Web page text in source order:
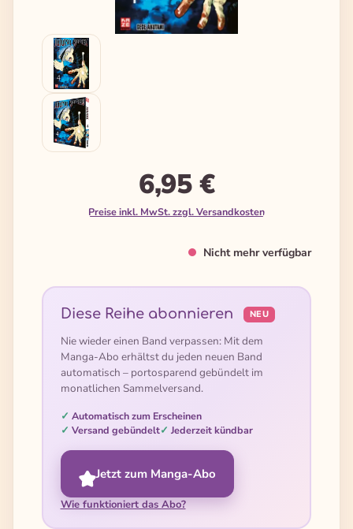
6,95 €
Preise inkl. MwSt. zzgl. Versandkosten
Nicht mehr verfügbar
Diese Reihe abonnieren NEU
Nie wieder einen Band verpassen: Mit dem
Manga-Abo erhältst du jeden neuen Band
automatisch – portosparend gebündelt im
monatlichen Sammelversand.
Automatisch zum Erscheinen
Versand gebündelt
Jederzeit kündbar
Jetzt zum Manga-Abo
Wie funktioniert das Abo?